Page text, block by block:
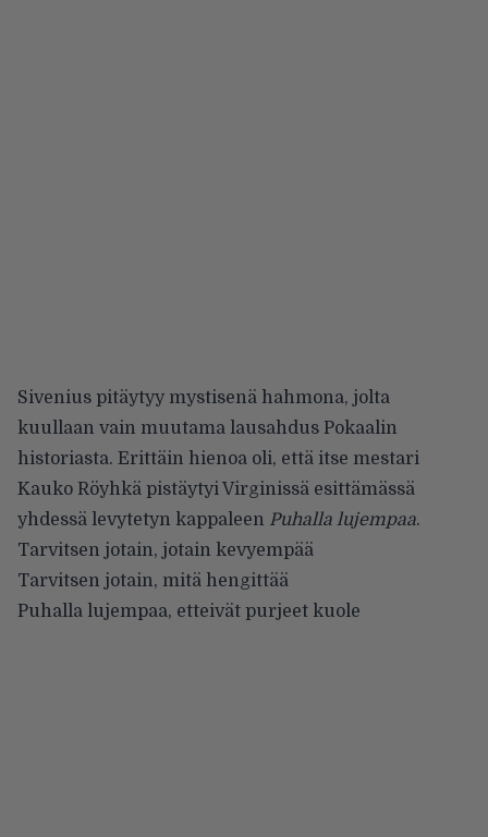
Sivenius pitäytyy mystisenä hahmona, jolta
kuullaan vain muutama lausahdus Pokaalin
historiasta. Erittäin hienoa oli, että itse mestari
Kauko Röyhkä pistäytyi Virginissä esittämässä
yhdessä levytetyn kappaleen Puhalla lujempaa.
Tarvitsen jotain, jotain kevyempää
Tarvitsen jotain, mitä hengittää
Puhalla lujempaa, etteivät purjeet kuole